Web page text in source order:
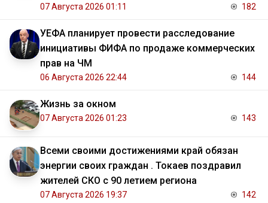
07 Августа 2026 01:11 182
УЕФА планирует провести расследование
инициативы ФИФА по продаже коммерческих
прав на ЧМ
06 Августа 2026 22:44 144
Жизнь за окном
07 Августа 2026 01:23 143
Всеми своими достижениями край обязан
энергии своих граждан . Токаев поздравил
жителей СКО с 90 летием региона
07 Августа 2026 19:37 142